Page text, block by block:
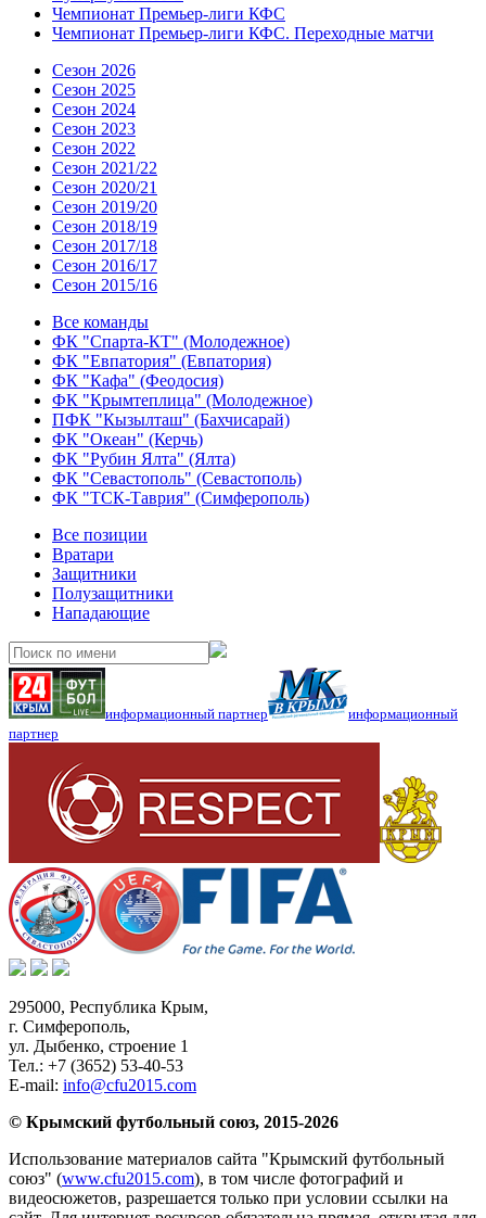
Чемпионат Премьер-лиги КФС
Чемпионат Премьер-лиги КФС. Переходные матчи
Сезон 2026
Сезон 2025
Сезон 2024
Сезон 2023
Сезон 2022
Сезон 2021/22
Сезон 2020/21
Сезон 2019/20
Сезон 2018/19
Сезон 2017/18
Сезон 2016/17
Сезон 2015/16
Все команды
ФК "Спарта-КТ" (Молодежное)
ФК "Евпатория" (Евпатория)
ФК "Кафа" (Феодосия)
ФК "Крымтеплица" (Молодежное)
ПФК "Кызылташ" (Бахчисарай)
ФК "Океан" (Керчь)
ФК "Рубин Ялта" (Ялта)
ФК "Севастополь" (Севастополь)
ФК "ТСК-Таврия" (Симферополь)
Все позиции
Вратари
Защитники
Полузащитники
Нападающие
информационный партнер
информационный
партнер
295000, Республика Крым,
г. Симферополь,
ул. Дыбенко, строение 1
Тел.: +7 (3652) 53-40-53
E-mail: info@cfu2015.com
© Крымский футбольный союз, 2015-2026
Использование материалов сайта "Крымский футбольный
союз" (www.cfu2015.com), в том числе фотографий и
видеосюжетов, разрешается только при условии ссылки на